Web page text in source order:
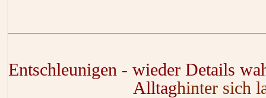
Entschleunigen - wieder Details
Alltaghinter sich